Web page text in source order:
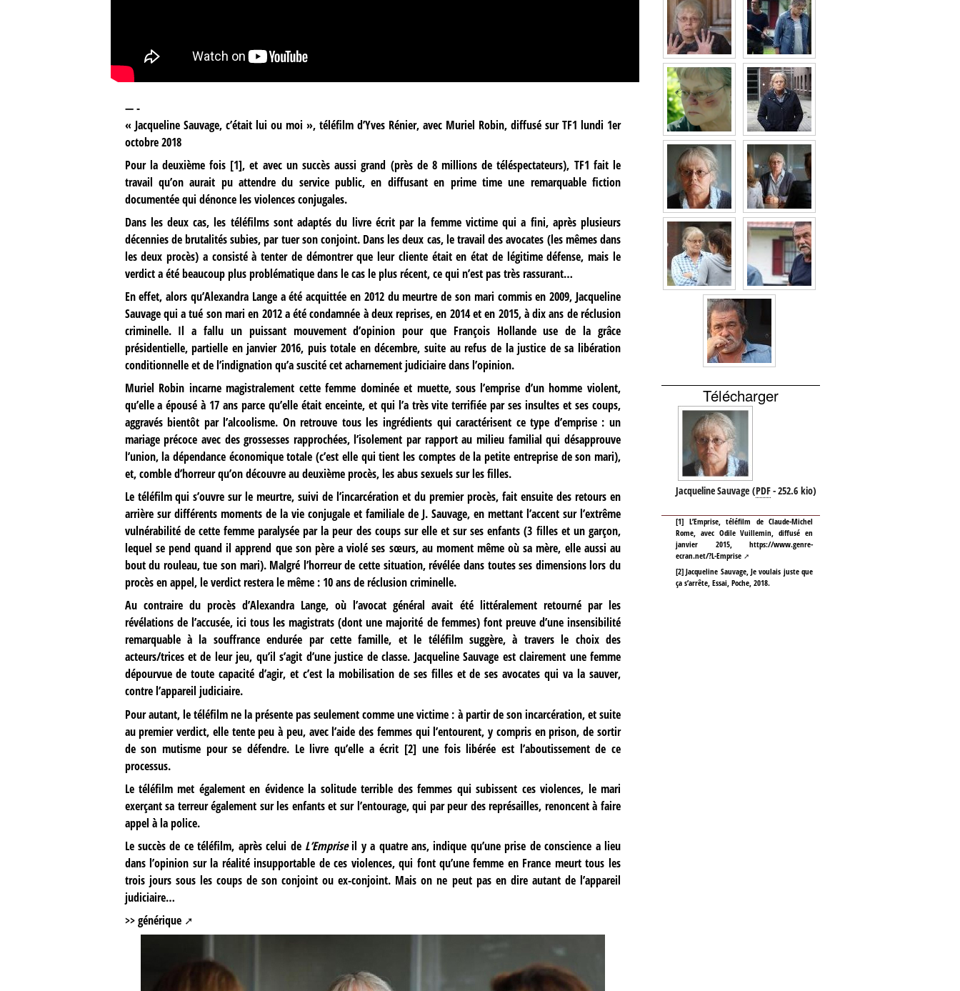
— -
« Jacqueline Sauvage, c’était lui ou moi », téléfilm d’Yves Rénier, avec Muriel Robin, diffusé sur TF1 lundi 1er
octobre 2018
Pour la deuxième fois [1], et avec un succès aussi grand (près de 8 millions de téléspectateurs), TF1 fait le
travail qu’on aurait pu attendre du service public, en diffusant en prime time une remarquable fiction
documentée qui dénonce les violences conjugales.
Dans les deux cas, les téléfilms sont adaptés du livre écrit par la femme victime qui a fini, après plusieurs
décennies de brutalités subies, par tuer son conjoint. Dans les deux cas, le travail des avocates (les mêmes dans
les deux procès) a consisté à tenter de démontrer que leur cliente était en état de légitime défense, mais le
verdict a été beaucoup plus problématique dans le cas le plus récent, ce qui n’est pas très rassurant…
En effet, alors qu’Alexandra Lange a été acquittée en 2012 du meurtre de son mari commis en 2009, Jacqueline
Sauvage qui a tué son mari en 2012 a été condamnée à deux reprises, en 2014 et en 2015, à dix ans de réclusion
criminelle. Il a fallu un puissant mouvement d’opinion pour que François Hollande use de la grâce
présidentielle, partielle en janvier 2016, puis totale en décembre, suite au refus de la justice de sa libération
conditionnelle et de l’indignation qu’a suscité cet acharnement judiciaire dans l’opinion.
Muriel Robin incarne magistralement cette femme dominée et muette, sous l’emprise d’un homme violent,
qu’elle a épousé à 17 ans parce qu’elle était enceinte, et qui l’a très vite terrifiée par ses insultes et ses coups,
aggravés bientôt par l’alcoolisme. On retrouve tous les ingrédients qui caractérisent ce type d’emprise : un
mariage précoce avec des grossesses rapprochées, l’isolement par rapport au milieu familial qui désapprouve
l’union, la dépendance économique totale (c’est elle qui tient les comptes de la petite entreprise de son mari),
et, comble d’horreur qu’on découvre au deuxième procès, les abus sexuels sur les filles.
Le téléfilm qui s’ouvre sur le meurtre, suivi de l’incarcération et du premier procès, fait ensuite des retours en
arrière sur différents moments de la vie conjugale et familiale de J. Sauvage, en mettant l’accent sur l’extrême
vulnérabilité de cette femme paralysée par la peur des coups sur elle et sur ses enfants (3 filles et un garçon,
lequel se pend quand il apprend que son père a violé ses sœurs, au moment même où sa mère, elle aussi au
bout du rouleau, tue son mari). Malgré l’horreur de cette situation, révélée dans toutes ses dimensions lors du
procès en appel, le verdict restera le même : 10 ans de réclusion criminelle.
Au contraire du procès d’Alexandra Lange, où l’avocat général avait été littéralement retourné par les
révélations de l’accusée, ici tous les magistrats (dont une majorité de femmes) font preuve d’une insensibilité
remarquable à la souffrance endurée par cette famille, et le téléfilm suggère, à travers le choix des
acteurs/trices et de leur jeu, qu’il s’agit d’une justice de classe. Jacqueline Sauvage est clairement une femme
dépourvue de toute capacité d’agir, et c’est la mobilisation de ses filles et de ses avocates qui va la sauver,
contre l’appareil judiciaire.
Pour autant, le téléfilm ne la présente pas seulement comme une victime : à partir de son incarcération, et suite
au premier verdict, elle tente peu à peu, avec l’aide des femmes qui l’entourent, y compris en prison, de sortir
de son mutisme pour se défendre. Le livre qu’elle a écrit [2] une fois libérée est l’aboutissement de ce
processus.
Le téléfilm met également en évidence la solitude terrible des femmes qui subissent ces violences, le mari
exerçant sa terreur également sur les enfants et sur l’entourage, qui par peur des représailles, renoncent à faire
appel à la police.
Le succès de ce téléfilm, après celui de L’Empriseil y a quatre ans, indique qu’une prise de conscience a lieu
dans l’opinion sur la réalité insupportable de ces violences, qui font qu’une femme en France meurt tous les
trois jours sous les coups de son conjoint ou ex-conjoint. Mais on ne peut pas en dire autant de l’appareil
judiciaire…
>> générique
Télécharger
Jacqueline Sauvage (PDF-252.6 kio)
[1] L’Emprise, téléfilm de Claude-Michel
Rome, avec Odile Vuillemin, diffusé en
janvier 2015,https://www.genre-
ecran.net/?L-Emprise
[2]Jacqueline Sauvage, Je voulais juste que
ça s’arrête, Essai, Poche, 2018.